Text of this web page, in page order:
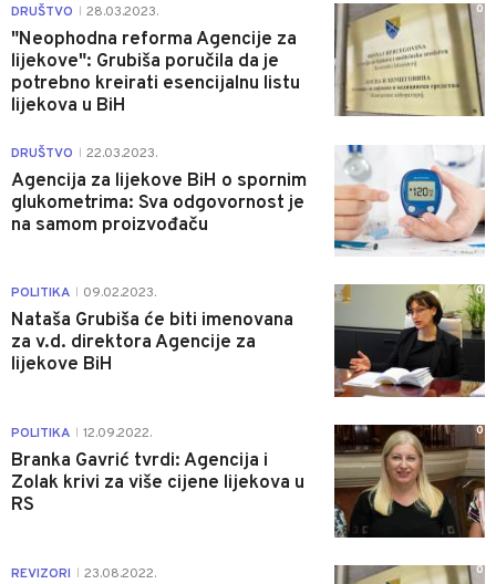
DRUŠTVO 28.03.2023.
"Neophodna reforma Agencije za
lijekove": Grubiša poručila da je
potrebno kreirati esencijalnu listu
lijekova u BiH
0
DRUŠTVO 22.03.2023.
Agencija za lijekove BiH o spornim
glukometrima: Sva odgovornost je
na samom proizvođaču
0
POLITIKA 09.02.2023.
Nataša Grubiša će biti imenovana
za v.d. direktora Agencije za
lijekove BiH
0
POLITIKA 12.09.2022.
Branka Gavrić tvrdi: Agencija i
Zolak krivi za više cijene lijekova u
RS
0
REVIZORI 23.08.2022. 0